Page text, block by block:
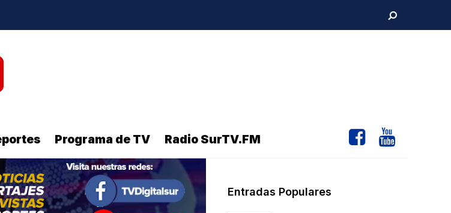
Programa de TV Radio SurTV.FM
Entradas Populares